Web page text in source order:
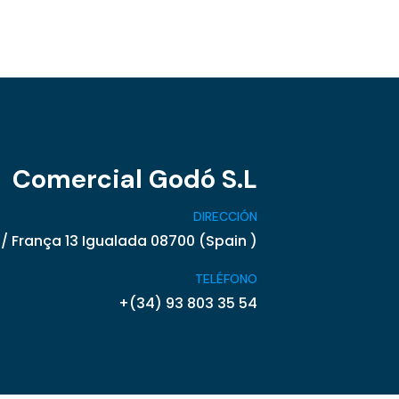
Comercial Godó S.L
DIRECCIÓN
França 13 Igualada 08700 (Spain )
TELÉFONO
+(34) 93 803 35 54